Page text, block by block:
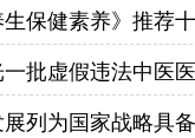
生保健素养》推荐
批虚假违法中医
列为国家战略具